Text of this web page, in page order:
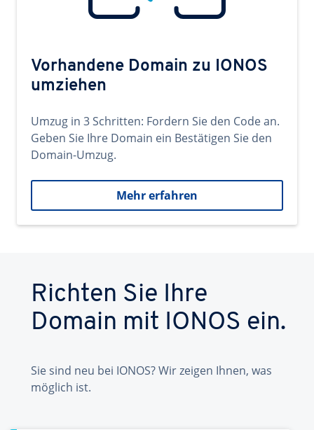
Vorhandene Domain zu IONOS
umziehen
Umzug in 3 Schritten: Fordern Sie den Code an.
Geben Sie Ihre Domain ein Bestätigen Sie den
Domain-Umzug.
Mehr erfahren
Richten Sie Ihre
Domain mit IONOS ein.
Sie sind neu bei IONOS? Wir zeigen Ihnen, was
möglich ist.